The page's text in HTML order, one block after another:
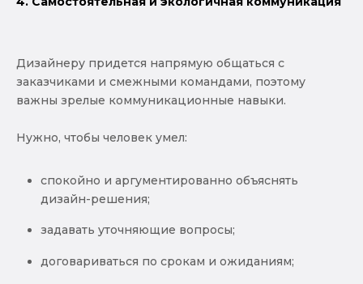
Дизайнеру придется напрямую общаться с
заказчиками и смежными командами, поэтому
важны зрелые коммуникационные навыки.
Нужно, чтобы человек умел:
спокойно и аргументированно объяснять
дизайн-решения;
задавать уточняющие вопросы;
договариваться по срокам и ожиданиям;